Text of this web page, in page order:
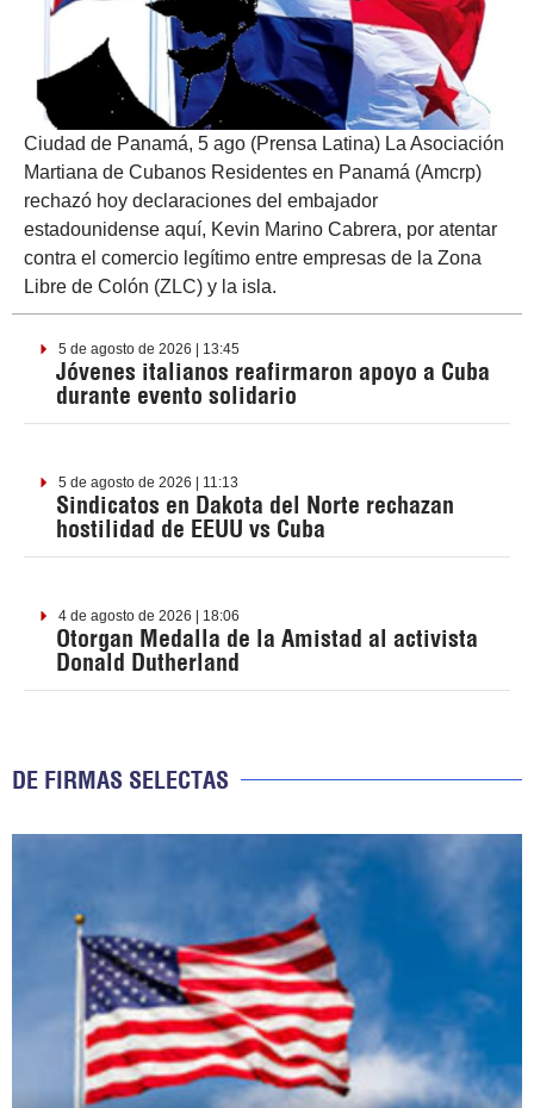
Ciudad de Panamá, 5 ago (Prensa Latina) La Asociación
Martiana de Cubanos Residentes en Panamá (Amcrp)
rechazó hoy declaraciones del embajador
estadounidense aquí, Kevin Marino Cabrera, por atentar
contra el comercio legítimo entre empresas de la Zona
Libre de Colón (ZLC) y la isla.
5 de agosto de 2026 | 13:45
Jóvenes italianos reafirmaron apoyo a Cuba
durante evento solidario
5 de agosto de 2026 | 11:13
Sindicatos en Dakota del Norte rechazan
hostilidad de EEUU vs Cuba
4 de agosto de 2026 | 18:06
Otorgan Medalla de la Amistad al activista
Donald Dutherland
DE FIRMAS SELECTAS